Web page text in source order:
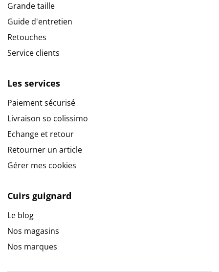
Grande taille
Guide d'entretien
Retouches
Service clients
Les services
Paiement sécurisé
Livraison so colissimo
Echange et retour
Retourner un article
Gérer mes cookies
Cuirs guignard
Le blog
Nos magasins
Nos marques